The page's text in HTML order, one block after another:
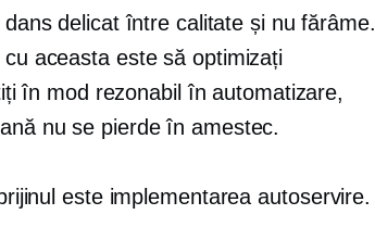
delicat între calitate și nu fărâme.
aceasta este să optimizați
în mod rezonabil în automatizare,
nu se pierde în amestec.
este implementareaautoservire.